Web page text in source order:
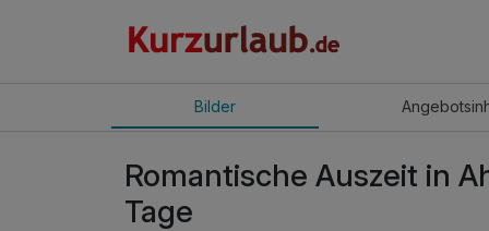
Bilder Angebot
Romantische Auszeit in
Tage